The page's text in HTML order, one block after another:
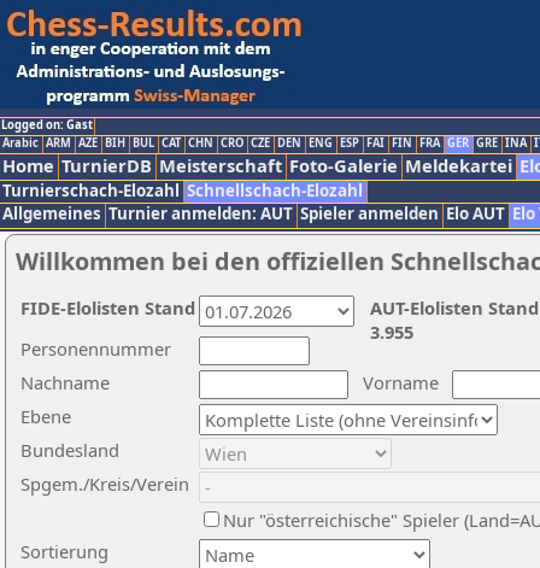
Logged on: Gast
Arabic ARM AZE BIH BUL CAT CHN CRO CZE DEN ENG ESP FAI FIN FRA GER GRE INA
Home TurnierDB Meisterschaft Foto-Galerie Meldekartei
Turnierschach-Elozahl Schnellschach-Elozahl
Allgemeines Turnier anmelden: AUT Spieler anmelden Elo AUT
Willkommen bei den offiziellen
Nachname
Vorname
Ebene
Sortierung
Personennummer
Bundesland
Spgem./Kreis/Verein
Nur "österreichische" Spieler
AUT-Elolisten
3.955
FIDE-Elolisten Stand